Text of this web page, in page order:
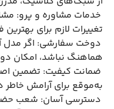
خدمات مشاوره و پرو:
تغییرات لازم برای بهترین
دوخت سفارشی: اگر مدل
هماهنگ نباشد، امکان
ضمانت کیفیت: تضمین
به‌موقع برای آرامش خاطر
دسترسی آسان: شعب